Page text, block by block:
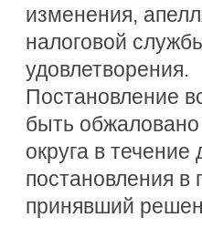
изменения,
налоговой
удовлетворения.
Постановление
быть
округа в течение
постановления
принявший